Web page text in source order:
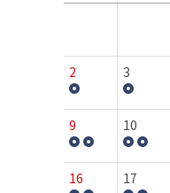
커뮤니티
2 3
9 10
16 17